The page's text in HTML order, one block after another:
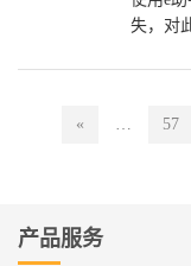
失，对
« … 57
产品服务